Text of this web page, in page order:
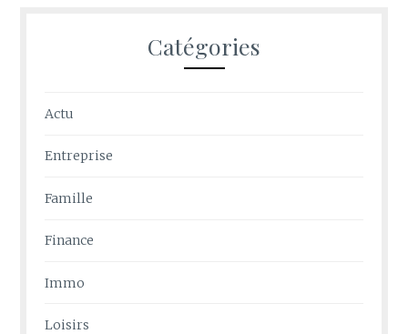
Catégories
Actu
Entreprise
Famille
Finance
Immo
Loisirs